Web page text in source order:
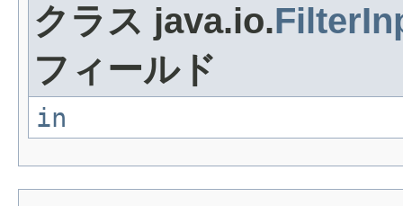
クラス java.io.
フィールド
in